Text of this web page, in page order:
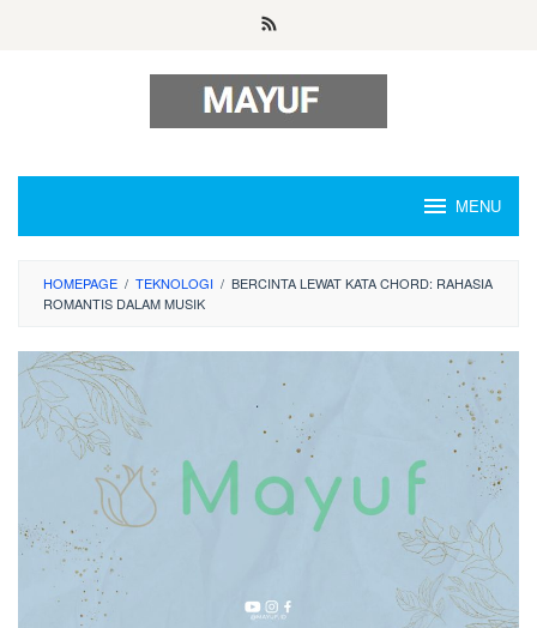
MENU
HOMEPAGE / TEKNOLOGI / BERCINTA LEWAT KATA CHORD: RAHASIA
ROMANTIS DALAM MUSIK